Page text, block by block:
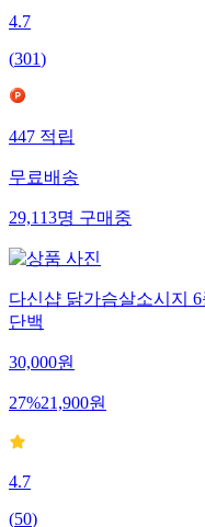
4.7
(301)
447 적립
무료배송
29,113명 구매중
다신샵 닭가슴살소시지
단백
30,000원
27%21,900원
4.7
(50)